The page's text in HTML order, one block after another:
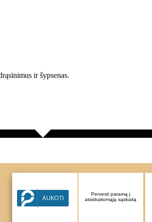
ir šypsenas.
Parama per Paysera
sistemą
AUKOTI
Pervesti paramą į
atsiskaitomąją sąskaitą